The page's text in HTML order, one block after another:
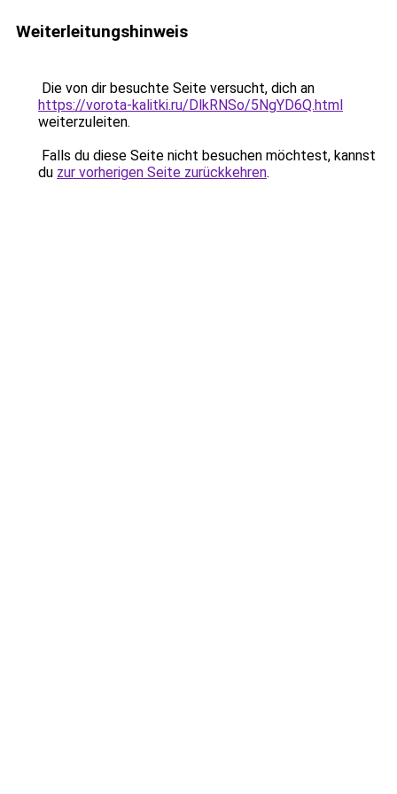
Weiterleitungshinweis
Die von dir besuchte Seite versucht, dich an
https://vorota-kalitki.ru/DlkRNSo/5NgYD6Q.html
weiterzuleiten.
Falls du diese Seite nicht besuchen möchtest, kannst
du zur vorherigen Seite zurückkehren.